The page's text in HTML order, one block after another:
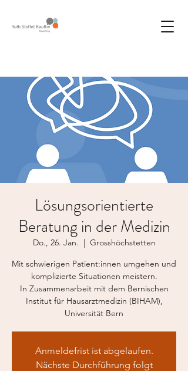
Lösungsorientierte
Beratung in der Medizin
Do., 26. Jan.
  |
Grosshöchstetten
Mit schwierigen Patient:innen umgehen und
komplizierte Situationen meistern.
In Zusammenarbeit mit dem Bernischen
Institut für Hausarztmedizin (BIHAM),
Universität Bern
Anmeldefrist ist abgelaufen.
Nächste Durchführung folgt